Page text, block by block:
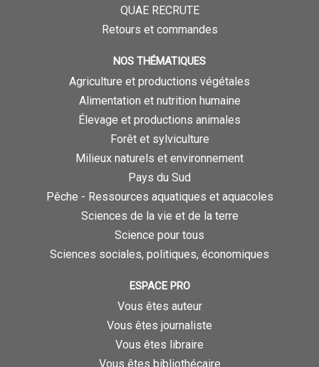
QUAE RECRUTE
Retours et commandes
NOS THÉMATIQUES
Agriculture et productions végétales
Alimentation et nutrition humaine
Élevage et productions animales
Forêt et sylviculture
Milieux naturels et environnement
Pays du Sud
Pêche - Ressources aquatiques et aquacoles
Sciences de la vie et de la terre
Science pour tous
Sciences sociales, politiques, économiques
ESPACE PRO
Vous êtes auteur
Vous êtes journaliste
Vous êtes libraire
Vous êtes bibliothécaire